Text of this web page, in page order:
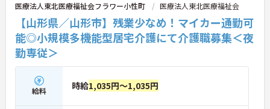
医療法人東北医療福祉会フラワー小性町 医療法人東北医療福祉会
【山形県／山形市】残業少なめ！マイカー通勤可
能◎小規模多機能型居宅介護にて介護職募集＜夜
勤専従＞
給料 時給1,035円～1,035円